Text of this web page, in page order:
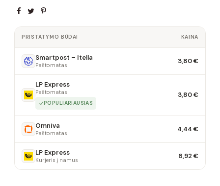
PRISTATYMO BŪDAI KAINA
Smartpost – Itella
Paštomatas 3,80 €
LP Express
Paštomatas
POPULIARIAUSIAS
3,80 €
Omniva
Paštomatas 4,44 €
LP Express
Kurjeris į namus 6,92 €